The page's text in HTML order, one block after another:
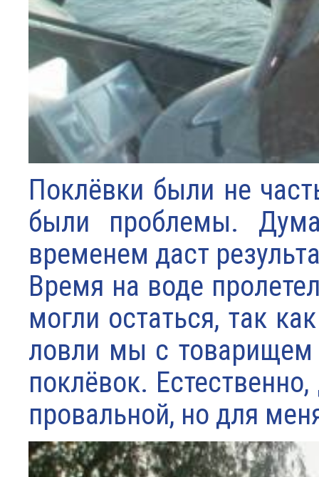
Поклёвки были не
были проблемы.
временем даст
Время на воде
могли остаться, так
ловли мы с товарищем
поклёвок.
провальной, но для